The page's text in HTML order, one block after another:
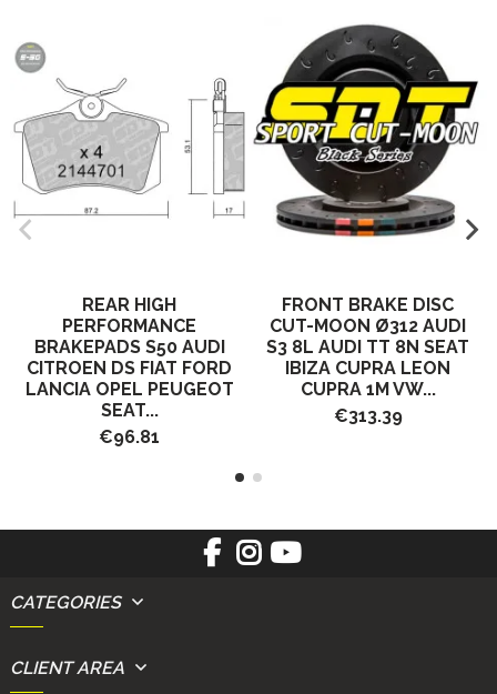
REAR HIGH
PERFORMANCE
BRAKEPADS S50 AUDI
CITROEN DS FIAT FORD
LANCIA OPEL PEUGEOT
SEAT...
€96.81
FRONT BRAKE DISC
CUT-MOON Ø312 AUDI
S3 8L AUDI TT 8N SEAT
IBIZA CUPRA LEON
CUPRA 1M VW...
€313.39
CATEGORIES
CLIENT AREA